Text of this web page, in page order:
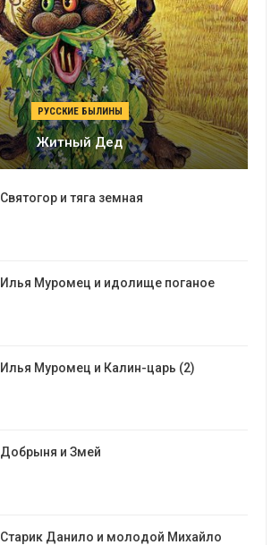
РУССКИЕ БЫЛИНЫ
Житный Дед
Святогор и тяга земная
Илья Муромец и идолище поганое
Илья Муромец и Калин-царь (2)
Добрыня и Змей
Старик Данило и молодой Михайло